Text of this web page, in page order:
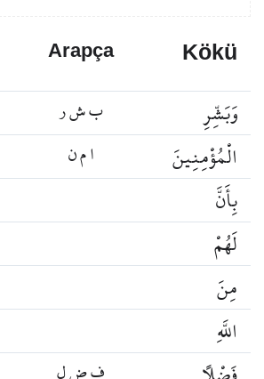
Arapça Kökü
ب ش ر وَبَشِّرِ
ا م ن الْمُؤْمِنِينَ
بِأَنَّ
لَهُمْ
مِنَ
اللَّهِ